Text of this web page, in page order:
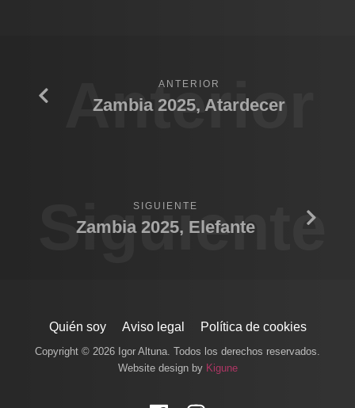
Anterior
ANTERIOR
Zambia 2025, Atardecer
Siguiente
SIGUIENTE
Zambia 2025, Elefante
Quién soy Aviso legal Política de cookies
Copyright © 2026 Igor Altuna. Todos los derechos reservados.
Website design by Kigune